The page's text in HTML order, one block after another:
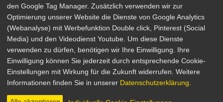
Arthaus Stores
Social Media
Detailsuche
Newsletter
Über Arthaus
Impressum
Datenschutz
AGB
den Google Tag Manager. Zusätzlich verwenden wir zur
Optimierung unserer Website die Dienste von Google Analytics
(Webanalyse) mit Werbefunktion Double click, Pinterest (Social
Media) und den Videodienst Youtube. Um diese Dienste
verwenden zu dürfen, benötigen wir Ihre Einwilligung. Ihre
Einwilligung können Sie jederzeit durch entsprechende Cookie-
Einstellungen mit Wirkung für die Zukunft widerrufen. Weitere
Informationen finden Sie in unserer Datenschutzerklärung